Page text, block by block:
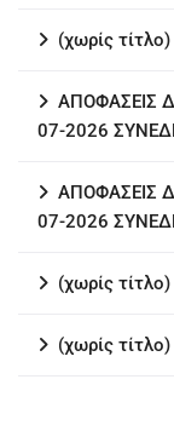
(χωρίς τίτλο)
ΑΠΟΦΑΣΕΙΣ
07-2026
ΑΠΟΦΑΣΕΙΣ
07-2026
(χωρίς τίτλο)
(χωρίς τίτλο)